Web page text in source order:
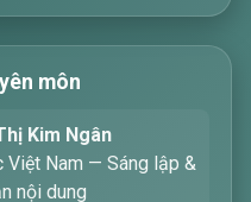
Hãy nhập từ
giúp bạn ngay
môn
Kim Ngân
Việt Nam — Sáng lập &
nội dung